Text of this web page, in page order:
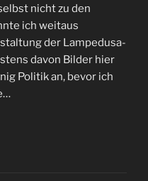
nicht zu den
ich weitaus
der Lampedusa-
davon Bilder hier
Politik an, bevor ich